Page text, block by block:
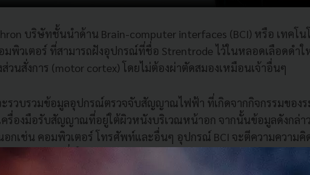
บริษัทชั้นนำด้าน Brain-computer interfaces (BCI) หรือ เทคโ
มพิวเตอร์ ที่สามารถฝังอุปกรณ์ที่ชื่อ Strentrode ไว้ในหลอดเลือดดำ
ส่วนสั่งการ (motor cortex) โดยไม่ต้องผ่าตัดสมองเหมือนเจ้าอื่นๆ
ะรวบรวมข้อมูลอุปกรณ์ตรวจจับสัญญาณไฟฟ้า ที่เกิดจากกิจกรรมของ
ครื่องมือรับสัญญาณที่อยู่ใต้ผิวหนังบริเวณหน้าอก จากนั้นข้อมูลดังกล่า
อกเช่น คอมพิวเตอร์ โทรศัพท์และอื่นๆ อุปกรณ์ BCI จะตีความความคิ
ำเนินการตามที่ผู้ใช้ต้องการ